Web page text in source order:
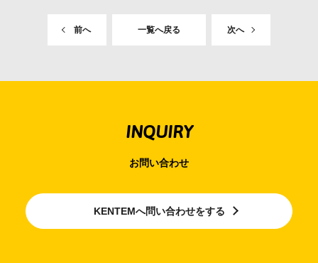
前へ 一覧へ戻る 次へ
INQUIRY
お問い合わせ
KENTEMへ問い合わせをする